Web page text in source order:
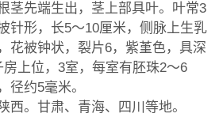
茎先端生出，茎上部具叶。叶常3
针形，长5～10厘米，侧脉上生乳
花被钟状，裂片6，紫堇色，具深
上位，3室，每室有胚珠2～6
径约5毫米。
西。甘肃、青海、四川等地。